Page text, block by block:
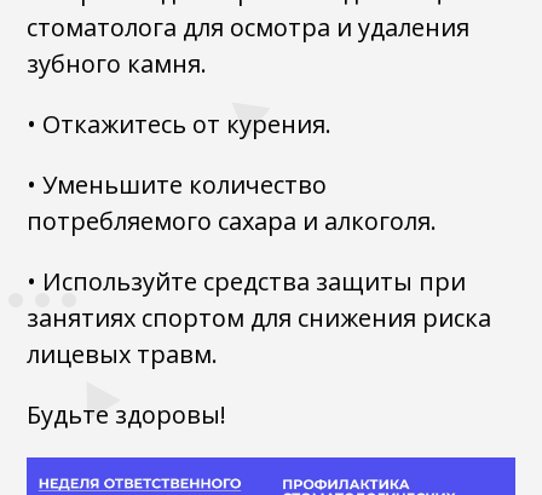
стоматолога для осмотра и удаления
зубного камня.
• Откажитесь от курения.
• Уменьшите количество
потребляемого сахара и алкоголя.
• Используйте средства защиты при
занятиях спортом для снижения риска
лицевых травм.
Будьте здоровы!